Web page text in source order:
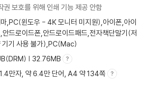
권 보호를 위해 인쇄 기능 제공 안함
,PC(윈도우 - 4K 모니터 미지원),아이폰,아이
안드로이드폰,안드로이드패드,전자책단말기(저
기기 사용 불가),PC(Mac)
| 32.76MB
만자, 약 6.4만 단어, A4 약 134쪽